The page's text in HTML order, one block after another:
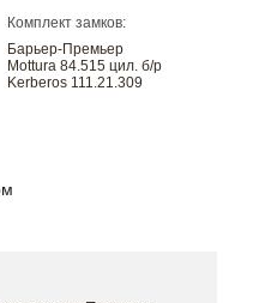
Комплект замков:
Барьер-Премьер
Mottura 84.515 цил. б/р
Kerberos 111.21.309